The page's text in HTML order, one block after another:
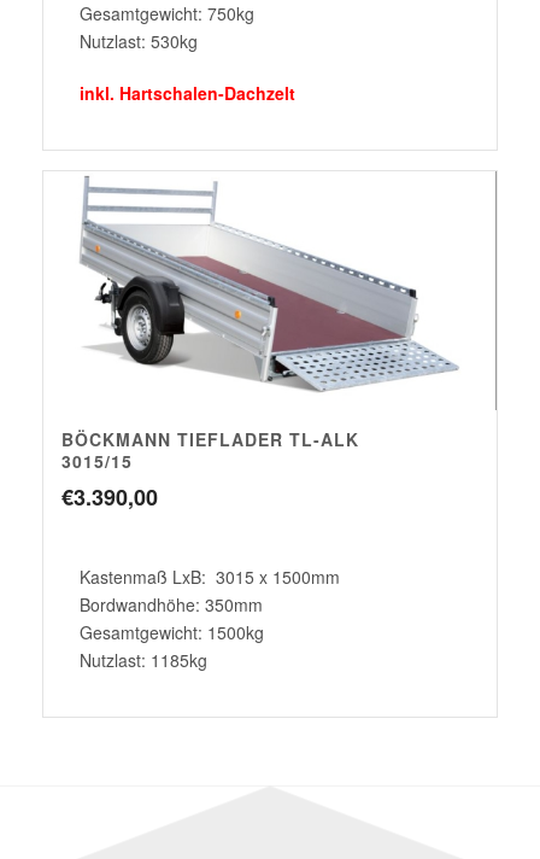
Gesamtgewicht: 750kg
Nutzlast: 530kg
inkl. Hartschalen-Dachzelt
BÖCKMANN TIEFLADER TL-ALK
3015/15
€3.390,00
Kastenmaß LxB: 3015 x 1500mm
Bordwandhöhe: 350mm
Gesamtgewicht: 1500kg
Nutzlast: 1185kg